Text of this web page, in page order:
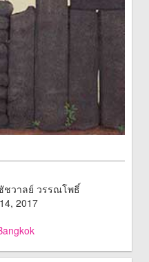
ชวาลย์ วรรณโพธิ์
2017